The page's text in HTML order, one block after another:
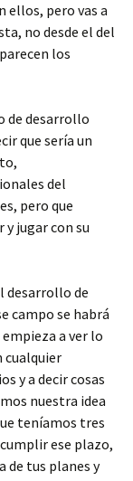
ellos, pero vas a
no desde el del
los
de desarrollo
que sería un
del
pero que
jugar con su
desarrollo de
campo se habrá
a ver lo
cualquier
y a decir cosas
nuestra idea
teníamos tres
ese plazo,
de tus planes y